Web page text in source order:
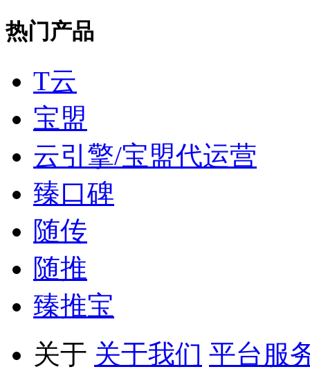
热门产品
T云
宝盟
云引擎/宝盟代运营
臻口碑
随传
随推
臻推宝
关于 关于我们 平台服